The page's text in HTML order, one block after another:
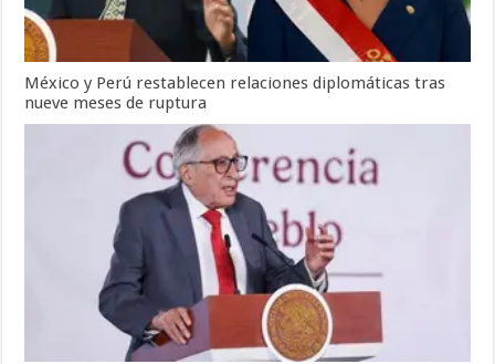
México y Perú restablecen relaciones diplomáticas tras
nueve meses de ruptura